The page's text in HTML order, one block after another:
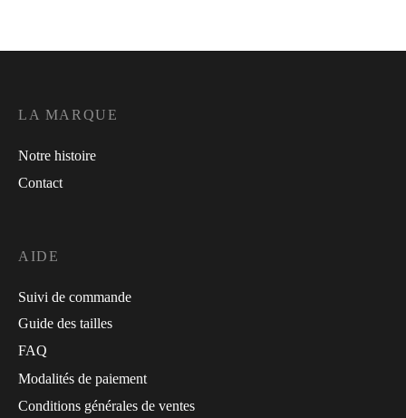
LA MARQUE
Notre histoire
Contact
AIDE
Suivi de commande
Guide des tailles
FAQ
Modalités de paiement
Conditions générales de ventes